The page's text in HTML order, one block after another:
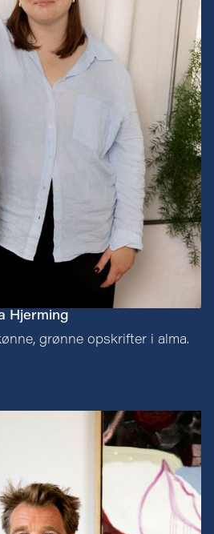
Hjerming
grønne opskrifter i alma.